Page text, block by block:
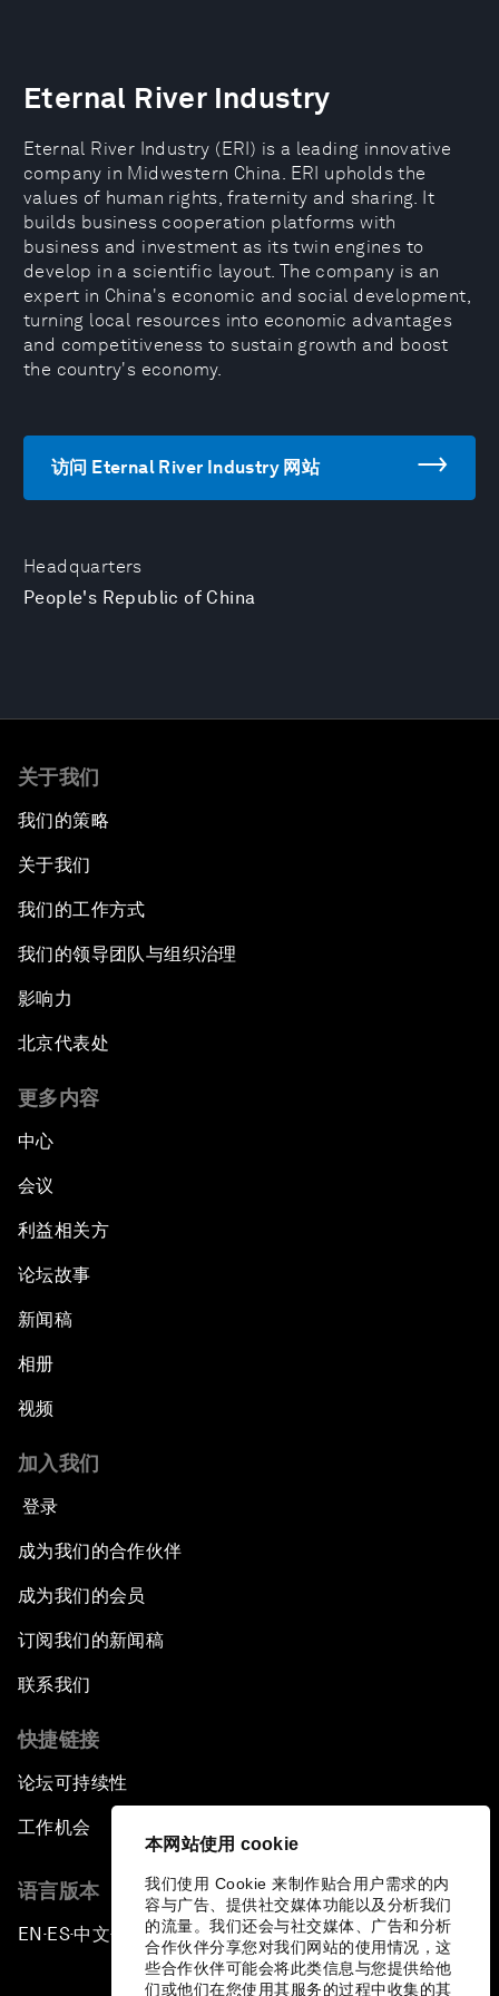
本网站使用 cookie
我们使用 Cookie 来制作贴合用户需求的内
容与广告、提供社交媒体功能以及分析我们
的流量。我们还会与社交媒体、广告和分析
合作伙伴分享您对我们网站的使用情况，这
些合作伙伴可能会将此类信息与您提供给他
们或他们在您使用其服务的过程中收集的其
Headquarters
People's Republic of China
Eternal River Industry
Eternal River Industry (ERI) is a leading innovative
company in Midwestern China. ERI upholds the
values of human rights, fraternity and sharing. It
builds business cooperation platforms with
business and investment as its twin engines to
develop in a scientific layout. The company is an
expert in China's economic and social development,
turning local resources into economic advantages
and competitiveness to sustain growth and boost
the country's economy.
访问 Eternal River Industry 网站
关于我们
我们的策略
关于我们
我们的工作方式
我们的领导团队与组织治理
影响力
北京代表处
更多内容
中心
会议
利益相关方
论坛故事
新闻稿
相册
视频
加入我们
登录
成为我们的合作伙伴
成为我们的会员
订阅我们的新闻稿
联系我们
快捷链接
论坛可持续性
工作机会
语言版本
EN ▪ES▪中文▪ 日本語